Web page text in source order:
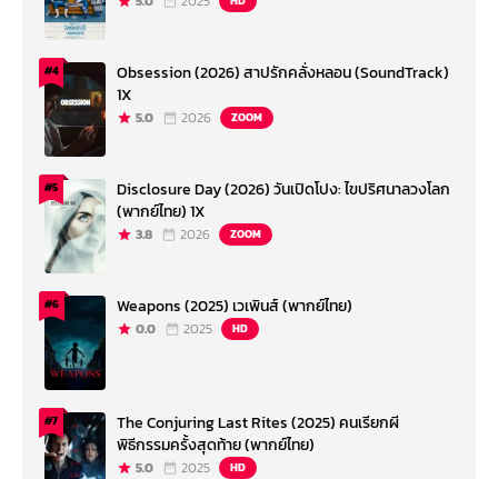
#4
Obsession (2026) สาปรักคลั่งหลอน (SoundTrack)
1X
5.0 2026 ZOOM
#5
Disclosure Day (2026) วันเปิดโปง: ไขปริศนาลวงโลก
(พากย์ไทย) 1X
3.8 2026 ZOOM
#6 Weapons (2025) เวเพินส์ (พากย์ไทย)
0.0 2025 HD
#7
The Conjuring Last Rites (2025) คนเรียกผี
พิธีกรรมครั้งสุดท้าย (พากย์ไทย)
5.0 2025 HD